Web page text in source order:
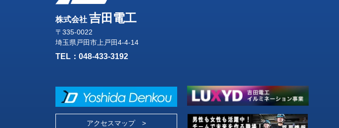
株式会社 吉田電工
〒335-0022
埼玉県戸田市上戸田4-4-14
TEL： 048-433-3192
アクセスマップ >